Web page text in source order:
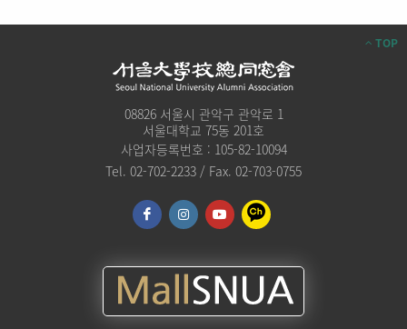
TOP
08826 서울시 관악구 관악로 1
서울대학교 75동 201호
사업자등록번호 : 105-82-10094
Tel. 02-702-2233 / Fax. 02-703-0755